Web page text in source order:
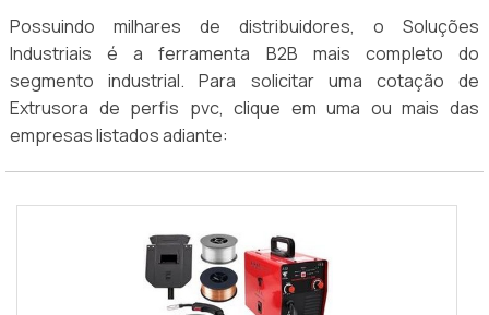
Possuindo milhares de distribuidores, o Soluções
Industriais é a ferramenta B2B mais completo do
segmento industrial. Para solicitar uma cotação de
Extrusora de perfis pvc, clique em uma ou mais das
empresas listados adiante: